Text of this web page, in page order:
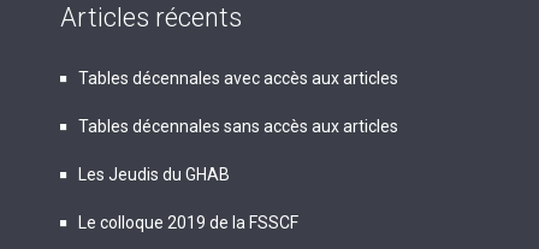
Articles récents
Tables décennales avec accès aux articles
Tables décennales sans accès aux articles
Les Jeudis du GHAB
Le colloque 2019 de la FSSCF